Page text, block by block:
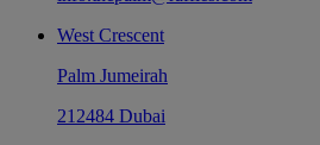
West Crescent
Palm Jumeirah
212484 Dubai